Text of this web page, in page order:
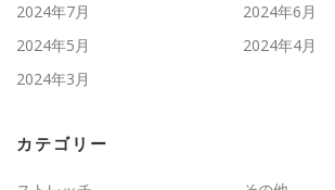
2024年7月
2024年6月
2024年5月
2024年4月
2024年3月
カテゴリー